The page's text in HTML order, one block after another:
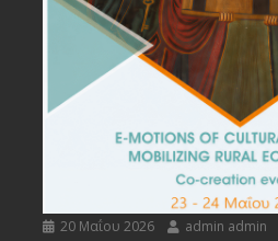
20 Μαΐου 2026 admin admin